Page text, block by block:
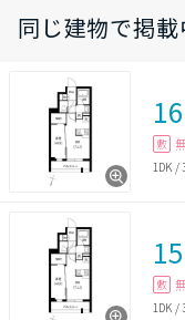
同じ建物で掲
敷
1DK /
敷
1DK /